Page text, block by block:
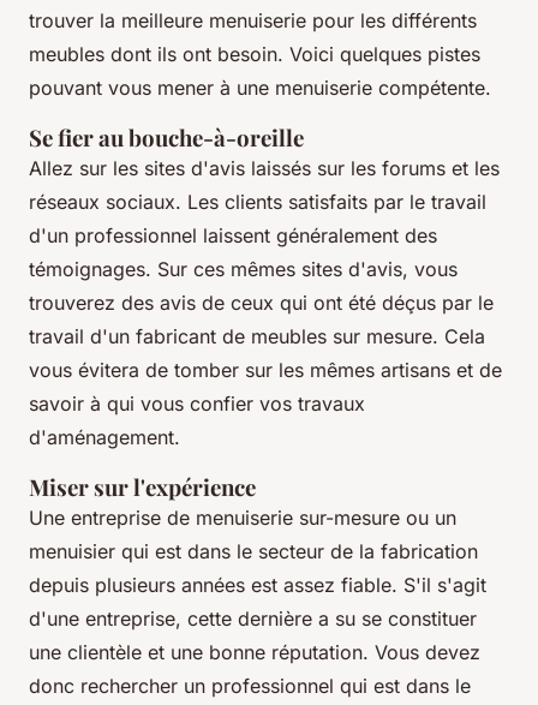
trouver la meilleure menuiserie pour les différents
meubles dont ils ont besoin. Voici quelques pistes
pouvant vous mener à une menuiserie compétente.
Se fier au bouche-à-oreille
Allez sur les sites d'avis laissés sur les forums et les
réseaux sociaux. Les clients satisfaits par le travail
d'un professionnel laissent généralement des
témoignages. Sur ces mêmes sites d'avis, vous
trouverez des avis de ceux qui ont été déçus par le
travail d'un fabricant de meubles sur mesure. Cela
vous évitera de tomber sur les mêmes artisans et de
savoir à qui vous confier vos travaux
d'aménagement.
Miser sur l'expérience
Une entreprise de menuiserie sur-mesure ou un
menuisier qui est dans le secteur de la fabrication
depuis plusieurs années est assez fiable. S'il s'agit
d'une entreprise, cette dernière a su se constituer
une clientèle et une bonne réputation. Vous devez
donc rechercher un professionnel qui est dans le